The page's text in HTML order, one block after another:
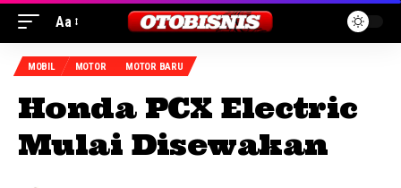
Aa
MOBIL MOTOR MOTOR BARU
Honda PCX Electric
Mulai Disewakan